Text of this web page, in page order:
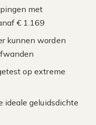
met
€ 1.169
kunnen worden
op extreme
ideale geluidsdichte